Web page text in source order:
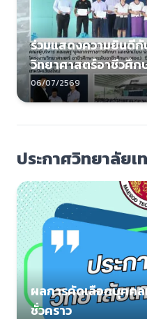
ร่วมแสดงความยินดีกั
วิทยาศาสตร์อาชีวศึก
(สอจ.)
06/07/2569
ประกาศวิทยาลัย
ผลการคัดเลือกบุคคล
ชั่วคราว